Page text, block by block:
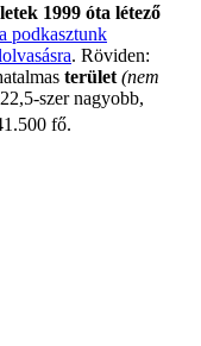
1999 óta létező
a podkasztunk
. Röviden:
terület (nem
szer nagyobb,
fő.